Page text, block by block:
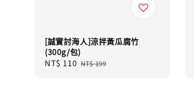
[誠實討海人]涼拌黃瓜腐竹
(300g/包)
Sale
NT$ 110 Regular
NT$ 199